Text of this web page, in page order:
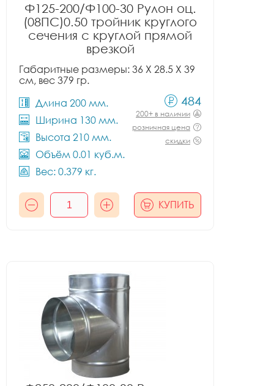
Ф125-200/Ф100-30 Рулон оц.
(08ПС)0.50 тройник круглого
сечения с круглой прямой
врезкой
Габаритные размеры: 36 X 28.5 X 39
см, вес 379 гр.
Длина 200 мм.
Ширина 130 мм.
Высота 210 мм.
Объём 0.01 куб.м.
Вес: 0.379 кг.
484
200+ в наличии
розничная цена
скидки
КУПИТЬ